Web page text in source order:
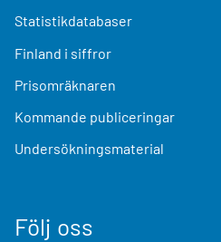
Statistikdatabaser
Finland i siffror
Prisomräknaren
Kommande publiceringar
Undersökningsmaterial
Följ oss